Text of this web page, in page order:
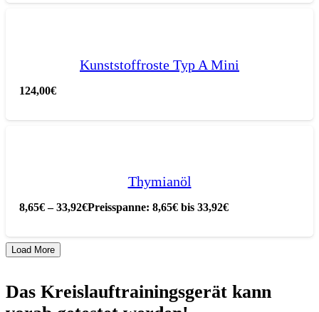
Kunststoffroste Typ A Mini
124,00€
Thymianöl
8,65€ –33,92€Preisspanne: 8,65€ bis 33,92€
Load More
Das Kreislauftrainingsgerät kann